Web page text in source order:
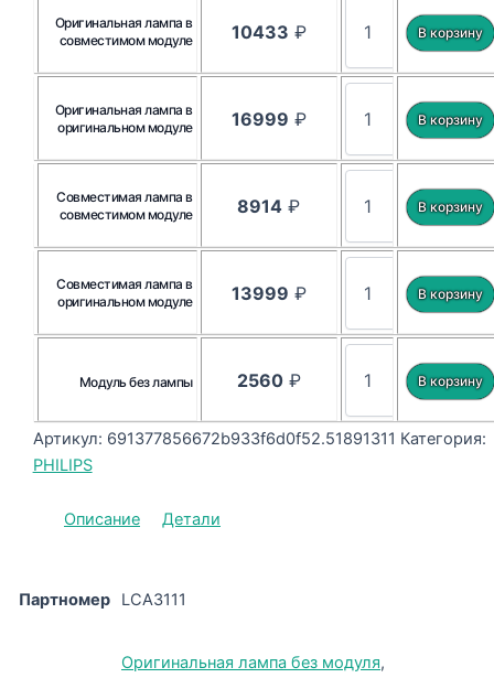
Оригинальная лампа в
совместимом модуле
10433 ₽
Оригинальная лампа в
оригинальном модуле
16999 ₽
Совместимая лампа в
совместимом модуле
8914 ₽
Совместимая лампа в
оригинальном модуле
13999 ₽
Модуль без лампы 2560₽
Артикул: 691377856672b933f6d0f52.51891311 Категория:
PHILIPS
Описание Детали
Партномер LCA3111
Оригинальная лампа без модуля,